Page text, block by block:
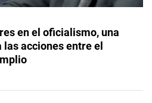
en el oficialismo, una
las acciones entre el